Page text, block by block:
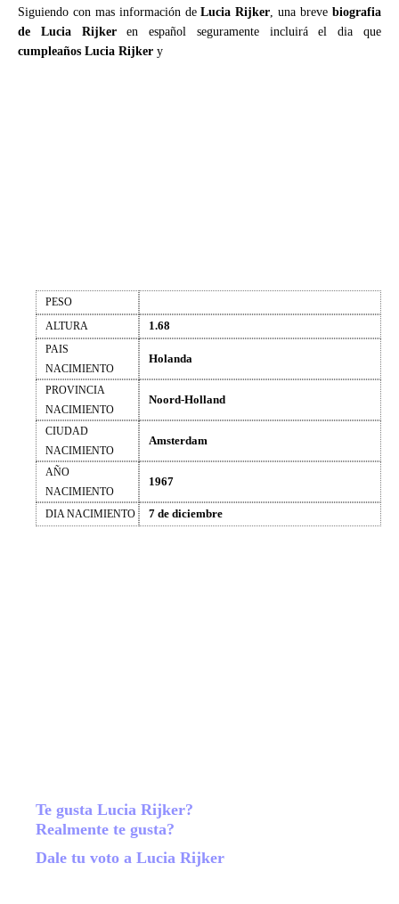
Siguiendo con mas información deLucia Rijker, una brevebiografia
de Lucia Rijkeren español seguramente incluirá el dia que
cumpleaños Lucia Rijker y
PESO
ALTURA
1.68
PAIS
NACIMIENTO
Holanda
PROVINCIA
NACIMIENTO
Noord-Holland
CIUDAD
NACIMIENTO
Amsterdam
AÑO
NACIMIENTO
1967
DIA NACIMIENTO 7 de diciembre
Te gusta Lucia Rijker?
Realmente te gusta?
Dale tu voto a Lucia Rijker